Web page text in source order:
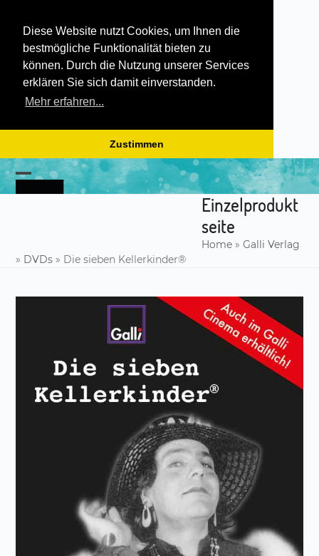
Diese Website nutzt Cookies, um Ihnen die
bestmögliche Funktionalität bieten zu
können. Durch die Nutzung unserer Services
erklären Sie sich damit einverstanden.
Mehr erfahren...
Zustimmen
Skip
to
content
Open
Close
Einzelprodukt
seite
Home» Galli Verlag
» DVDs » Die sieben Kellerkinder®